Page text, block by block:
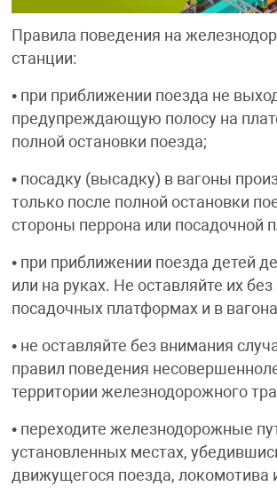
Правила поведения на
станции:
• при приближении поезда не
предупреждающую полосу на
полной остановки поезда;
• посадку (высадку) в вагоны
только после полной остановки
стороны перрона или посадочной
• при приближении поезда детей
или на руках. Не оставляйте их
посадочных платформах и в
• не оставляйте без внимания
правил поведения
территории железнодорожного
• переходите железнодорожные
установленных местах,
движущегося поезда, локомотива